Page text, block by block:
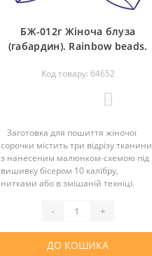
БЖ-012г Жіноча блуза
(габардин). Rainbow beads.
нитками або бісером
Код товару: 64652
Заготовка для пошиття жіночої
сорочки містить три відрізу тканини
з нанесеним малюнком-схемою під
вишивку бісером 10 калібру,
нитками або в змішаній техніці.
Склад тканини: 100% поліестер.
- +
ДО КОШИКА